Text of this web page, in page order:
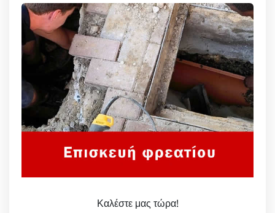
Καλέστε μας τώρα!